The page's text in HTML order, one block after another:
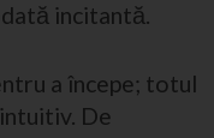
incitantă.
a începe; totul
De